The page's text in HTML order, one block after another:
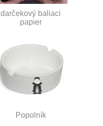
darčekový baliaci
papier
Popolník